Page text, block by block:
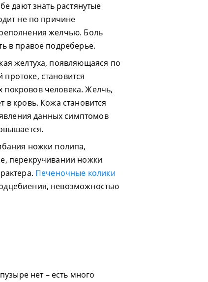
дают знать растянутые
не по причине
желчью. Боль
в правое подреберье.
желтуха, появляющаяся по
становится
человека. Желчь,
в кровь. Кожа становится
данных симптомов
ножки полипа,
перекручивании ножки
Печеночные колики
невозможностью
нет – есть много